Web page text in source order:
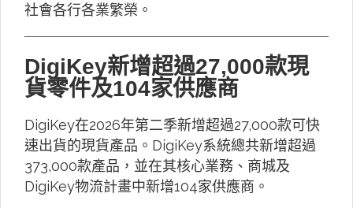
社會各行各業繁榮。
DigiKey新增超過27,000款現
貨零件及104家供應商
DigiKey在2026年第二季新增超過27,000款可快
速出貨的現貨產品。DigiKey系統總共新增超過
373,000款產品，並在其核心業務、商城及
DigiKey物流計畫中新增104家供應商。